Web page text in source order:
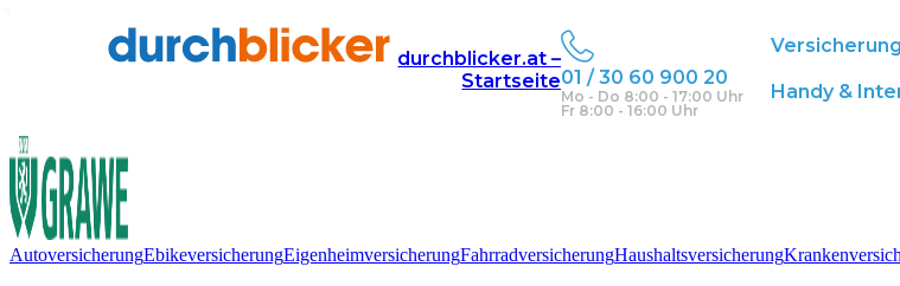
durchblicker.at –
Startseite01 / 30 60 900 20
Mo - Do 8:00 - 17:00 Uhr
Fr 8:00 - 16:00 Uhr
Versicherung
Handy &
Versicherung lebensversicherung Grazer Wechselseitige
AutoversicherungEbikeversicherungEigenheimversicherungFahrradversicherungHaushaltsversicherung